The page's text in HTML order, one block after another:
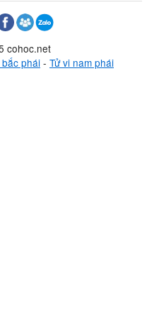
cohoc.net
bắc phái- Tử vi nam phái